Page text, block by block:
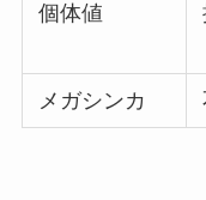
個体値
メガシンカ